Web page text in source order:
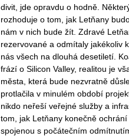
divit, jde opravdu o hodně.
rozhoduje o tom, jak Letňany
nám v nich bude žít. Zdravé
rezervované a odmítaly jakékoliv
nás všech na dlouhá desetiletí.
frází o Silicon Valley, realitou je
města, která bude nezvratně
protlačila v minulém období
nikdo neřeší veřejné služby a
tom, jak Letňany konečně
spojenou s počátečním